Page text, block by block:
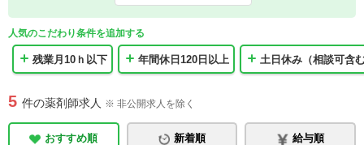
人気のこだわり条件を追加する
残業月10ｈ以下 年間休日120日以上 土日休み（相談可含
5 件の薬剤師求人 ※ 非公開求人を除く
おすすめ順 新着順 給与順